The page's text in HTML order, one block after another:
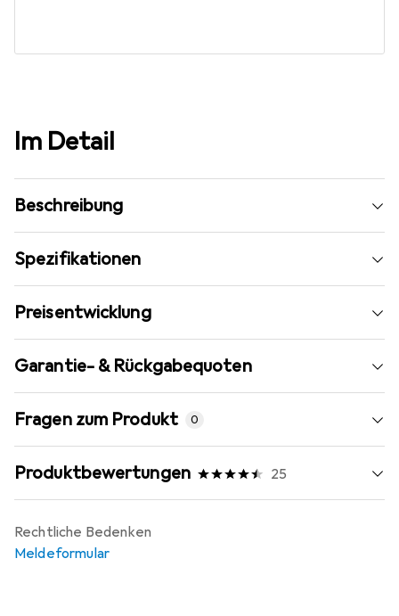
Im Detail
Beschreibung
Spezifikationen
Preisentwicklung
Garantie- & Rückgabequoten
Fragen zum Produkt 0
Produktbewertungen 25
Rechtliche Bedenken
Meldeformular